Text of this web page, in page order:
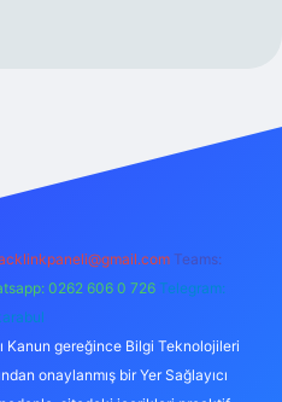
Teams:
0262 606 0 726 Telegram:
Kanun gereğince Bilgi Teknolojileri
onaylanmış bir Yer Sağlayıcı